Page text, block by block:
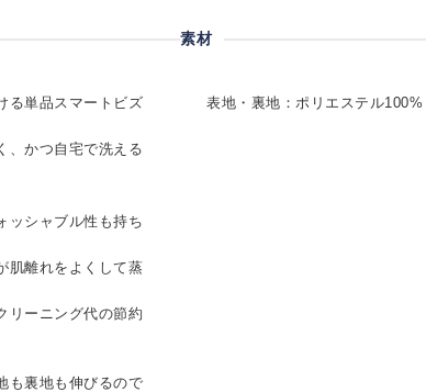
る単品スマートビズ
、かつ自宅で洗える
ッシャブル性も持ち
肌離れをよくして蒸
リーニング代の節約
も裏地も伸びるので
素材
表地・裏地：ポリエステル100%